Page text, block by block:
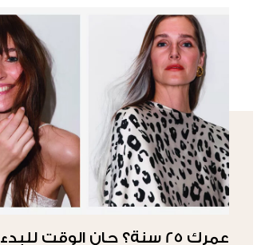
عمرك 25 سنة؟ حان الوقت للبدء